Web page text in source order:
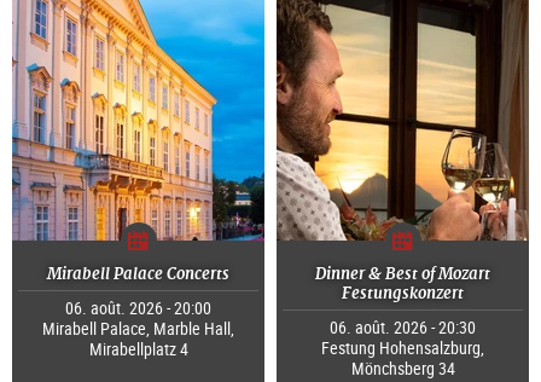
Mirabell Palace Concerts
06. août. 2026 - 20:00
Mirabell Palace, Marble Hall,
Mirabellplatz 4
Dinner & Best of Mozart
Festungskonzert
06. août. 2026 - 20:30
Festung Hohensalzburg,
Mönchsberg 34